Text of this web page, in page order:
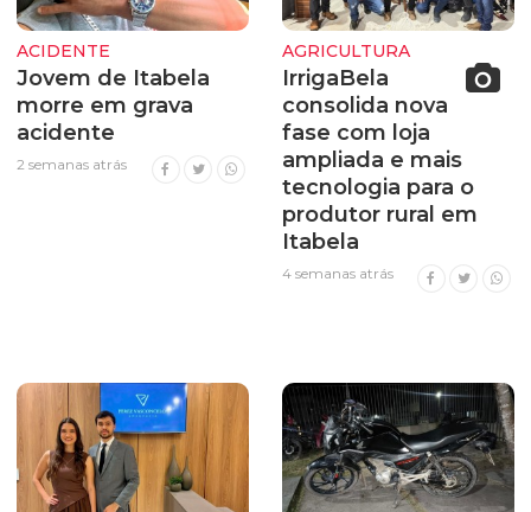
ACIDENTE
Jovem de Itabela
morre em grava
acidente
2 semanas atrás
AGRICULTURA
IrrigaBela
consolida nova
fase com loja
ampliada e mais
tecnologia para o
produtor rural em
Itabela
4 semanas atrás